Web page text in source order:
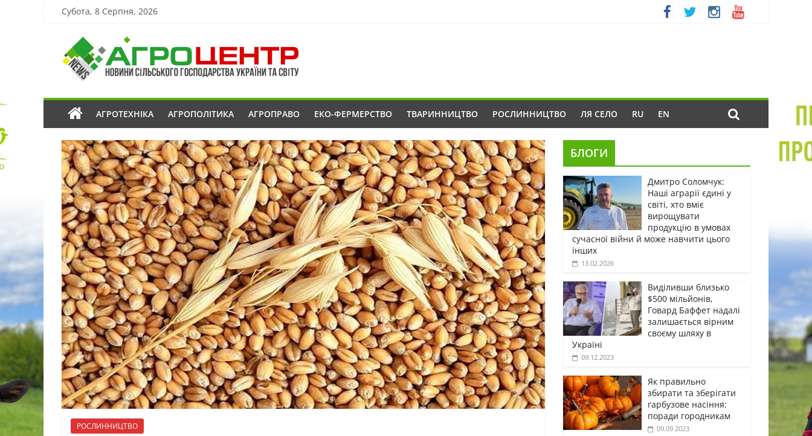
Субота, 8 Серпня, 2026
АГРОТЕХНІКА АГРОПОЛІТИКА АГРОПРАВО ЕКО-ФЕРМЕРСТВО ТВАРИННИЦТВО РОСЛИННИЦТВО ЛЯ СЕЛО RU EN
РОСЛИННИЦТВО
БЛОГИ
Дмитро Соломчук:
Наші аграрії єдині у
світі, хто вміє
вирощувати
продукцію в умовах
сучасної війни й може навчити цього
інших
13.02.2026
Виділивши близько
$500 мільйонів,
Говард Баффет надалі
залишається вірним
своєму шляху в
Україні
09.12.2023
Як правильно
збирати та зберігати
гарбузове насіння:
поради городникам
09.09.2023